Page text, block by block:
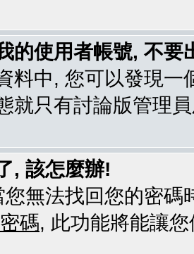
的使用者帳號, 不
料中, 您可以發現一
就只有討論版管理
, 該怎麼辦!
無法找回您的密
碼, 此功能將能讓